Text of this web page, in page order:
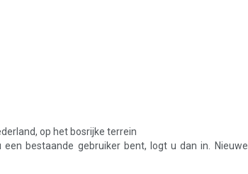
op het bosrijke terrein
bestaande gebruiker bent, logt u dan in. Nieuwe